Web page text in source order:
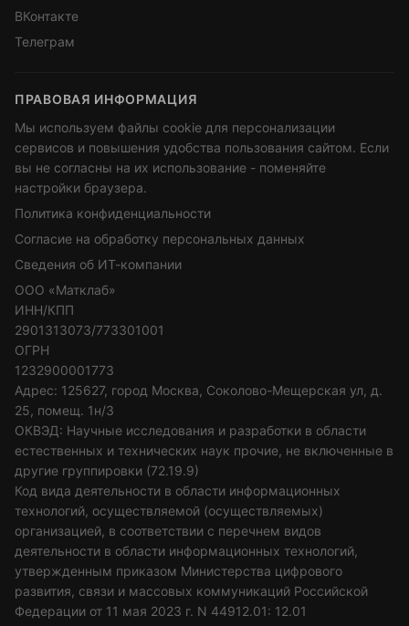
ВКонтакте
Телеграм
ПРАВОВАЯ ИНФОРМАЦИЯ
Мы используем файлы cookie для персонализации
сервисов и повышения удобства пользования сайтом. Если
вы не согласны на их использование - поменяйте
настройки браузера.
Политика конфиденциальности
Согласие на обработку персональных данных
Сведения об ИТ-компании
ООО «Матклаб»
ИНН/КПП
2901313073/773301001
ОГРН
1232900001773
Адрес: 125627, город Москва, Соколово-Мещерская ул, д.
25, помещ. 1н/3
ОКВЭД: Научные исследования и разработки в области
естественных и технических наук прочие, не включенные в
другие группировки (72.19.9)
Код вида деятельности в области информационных
технологий, осуществляемой (осуществляемых)
организацией, в соответствии с перечнем видов
деятельности в области информационных технологий,
утвержденным приказом Министерства цифрового
развития, связи и массовых коммуникаций Российской
Федерации от 11 мая 2023 г. N 44912.01: 12.01